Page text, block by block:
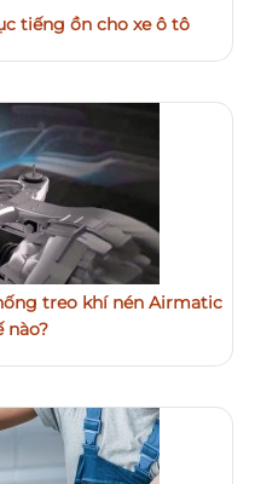
tiếng ồn cho xe ô tô
treo khí nén Airmatic
nào?